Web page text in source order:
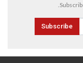
Subscribe